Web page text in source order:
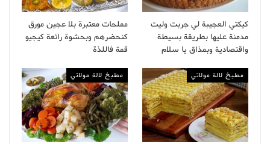
كيكتي العجيبة لي جربت وليت
مدمنة عليها بطريقة بسيطة
واقتصادية وبمذاق يا سلام
مملحات معتبرة بلا عجين مورق
كنحضرهم وبحشوة رائعة كيجيو
قمة فاللذة
مطبخ لالة مولاتي مطبخ لالة مولاتي